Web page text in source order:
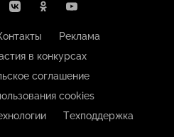
Реклама
в конкурсах
соглашение
cookies
Техподдержка